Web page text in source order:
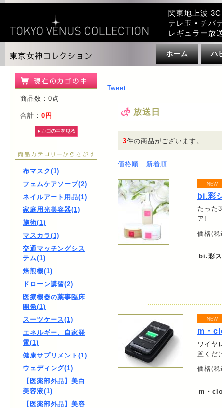
関東地上波
テレ玉 • チバ
レギュラー放
ホーム ハ
商品数：0点
合計： 0円
布マスク(1)
フェムケアソープ(2)
ネイルアート用品(1)
家庭用光美容器(1)
施術(1)
マスカラ(1)
交通マッチングシス
テム(1)
焙煎機(1)
ドローン講習(2)
医療機器の薬事臨床
開発(1)
スーツケース(1)
エネルギー、自家発
電(1)
健康サプリメント(1)
ウェディング(1)
【医薬部外品】美白
美容液(1)
【医薬部外品】美容
Tweet
放送日
3件の商品がございます。
価格順 新着順
bi.彩
たった
ア!
価格(税
bi.彩
m・
ワイヤ
置くだ
価格(税
m・